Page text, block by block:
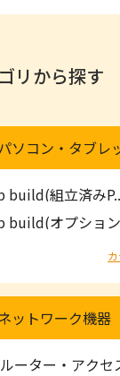
リから探す
パソコン・タブレ
build(組立済み
build(オプショ
ネットワーク機器
ーター・アクセ